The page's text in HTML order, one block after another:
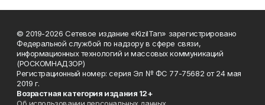
© 2019-2026 Сетевое издание «KizilTan» зарегистрировано
Федеральной службой по надзору в сфере связи,
информационных технологий и массовых коммуникаций
(РОСКОМНАДЗОР)
Регистрационный номер: серия Эл № ФС 77-75682 от 24 мая
2019 г.
Возрастная категория издания 12+